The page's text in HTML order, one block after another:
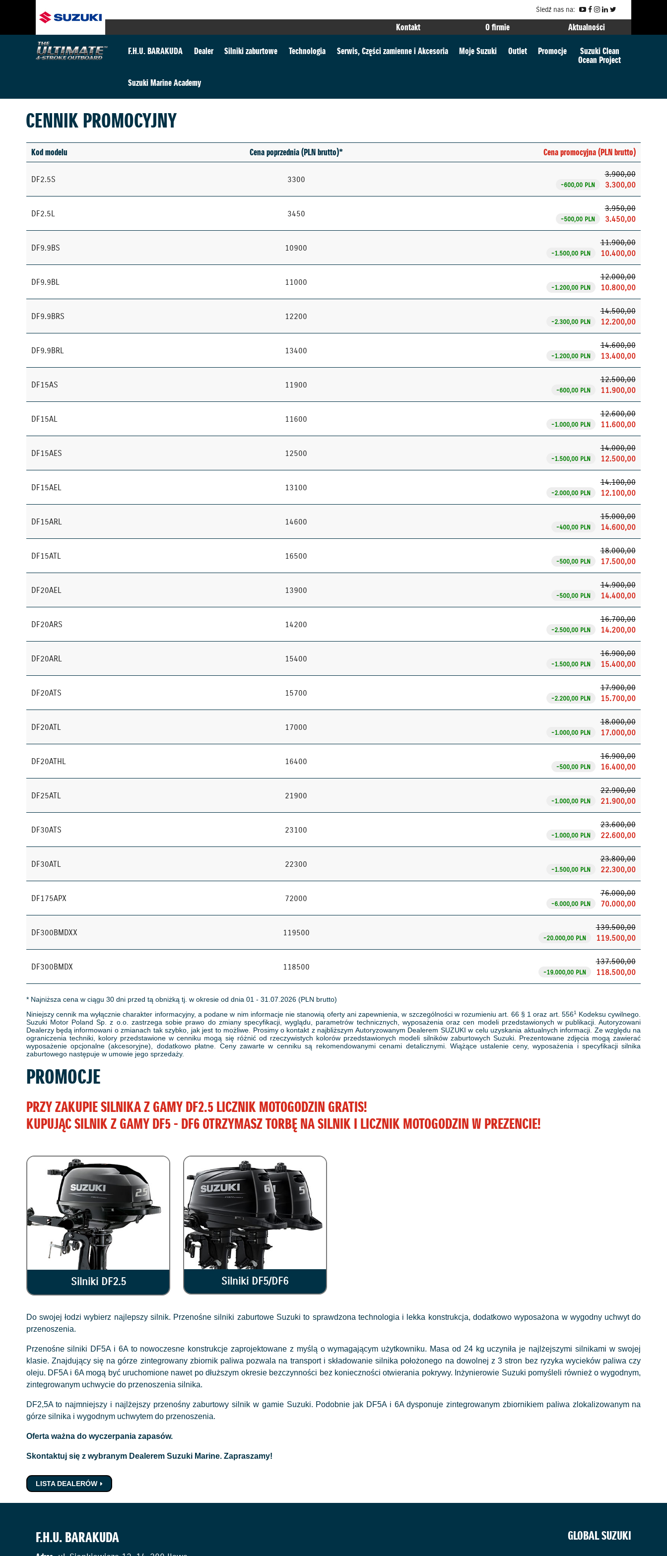
Śledź nas na:
Kontakt O firmie Aktualności
F.H.U. BARAKUDA Dealer Silniki zaburtowe Technologia Serwis, Części zamienne i Akcesoria Moje Suzuki Outlet Promocje Suzuki Clean
Ocean Project
Suzuki Marine Academy
CENNIK PROMOCYJNY
Kod modelu Cena poprzednia (PLN brutto)* Cena promocyjna (PLN brutto)
DF2.5S 3300
3.900,00
-600,00 PLN 3.300,00
DF2.5L 3450
3.950,00
-500,00 PLN 3.450,00
DF9.9BS 10900
11.900,00
-1.500,00 PLN 10.400,00
DF9.9BL 11000
12.000,00
-1.200,00 PLN 10.800,00
DF9.9BRS 12200
14.500,00
-2.300,00 PLN 12.200,00
DF9.9BRL 13400
14.600,00
-1.200,00 PLN 13.400,00
DF15AS 11900
12.500,00
-600,00 PLN 11.900,00
DF15AL 11600
12.600,00
-1.000,00 PLN 11.600,00
DF15AES 12500
14.000,00
-1.500,00 PLN 12.500,00
DF15AEL 13100
14.100,00
-2.000,00 PLN 12.100,00
DF15ARL 14600
15.000,00
-400,00 PLN 14.600,00
DF15ATL 16500
18.000,00
-500,00 PLN 17.500,00
DF20AEL 13900
14.900,00
-500,00 PLN 14.400,00
DF20ARS 14200
16.700,00
-2.500,00 PLN 14.200,00
DF20ARL 15400
16.900,00
-1.500,00 PLN 15.400,00
DF20ATS 15700
17.900,00
-2.200,00 PLN 15.700,00
DF20ATL 17000
18.000,00
-1.000,00 PLN 17.000,00
DF20ATHL 16400
16.900,00
-500,00 PLN 16.400,00
DF25ATL 21900
22.900,00
-1.000,00 PLN 21.900,00
DF30ATS 23100
23.600,00
-1.000,00 PLN 22.600,00
DF30ATL 22300
23.800,00
-1.500,00 PLN 22.300,00
DF175APX 72000
76.000,00
-6.000,00 PLN 70.000,00
DF300BMDXX 119500
139.500,00
-20.000,00 PLN 119.500,00
DF300BMDX 118500
137.500,00
-19.000,00 PLN 118.500,00
* Najniższa cena w ciągu 30 dni przed tą obniżką tj. w okresie od dnia 01 - 31.07.2026 (PLN brutto)
Niniejszy cennik ma wyłącznie charakter informacyjny, a podane w nim informacje nie stanowią oferty ani zapewnienia, w szczególności w rozumieniu art. 66 § 1 oraz art. 5561
Kodeksu cywilnego.
Suzuki Motor Poland Sp. z o.o. zastrzega sobie prawo do zmiany specyfikacji, wyglądu, parametrów technicznych, wyposażenia oraz cen modeli przedstawionych w publikacji. Autoryzowani
Dealerzy będą informowani o zmianach tak szybko, jak jest to możliwe. Prosimy o kontakt z najbliższym Autoryzowanym Dealerem SUZUKI w celu uzyskania aktualnych informacji. Ze względu na
ograniczenia techniki, kolory przedstawione w cenniku mogą się różnić od rzeczywistych kolorów przedstawionych modeli silników zaburtowych Suzuki. Prezentowane zdjęcia mogą zawierać
wyposażenie opcjonalne (akcesoryjne), dodatkowo płatne. Ceny zawarte w cenniku są rekomendowanymi cenami detalicznymi. Wiążące ustalenie ceny, wyposażenia i specyfikacji silnika
zaburtowego następuje w umowie jego sprzedaży.
PROMOCJE
PRZY ZAKUPIE SILNIKA Z GAMY DF2.5 LICZNIK MOTOGODZIN GRATIS!
KUPUJĄC SILNIK Z GAMY DF5 - DF6 OTRZYMASZ TORBĘ NA SILNIK I LICZNIK MOTOGODZIN W PREZENCIE!
Silniki DF2.5 Silniki DF5/DF6
Do swojej łodzi wybierz najlepszy silnik. Przenośne silniki zaburtowe Suzuki to sprawdzona technologia i lekka konstrukcja, dodatkowo wyposażona w wygodny uchwyt do
przenoszenia.
Przenośne silniki DF5A i 6A to nowoczesne konstrukcje zaprojektowane z myślą o wymagającym użytkowniku. Masa od 24 kg uczyniła je najlżejszymi silnikami w swojej
klasie. Znajdujący się na górze zintegrowany zbiornik paliwa pozwala na transport i składowanie silnika położonego na dowolnej z 3 stron bez ryzyka wycieków paliwa czy
oleju. DF5A i 6A mogą być uruchomione nawet po dłuższym okresie bezczynności bez konieczności otwierania pokrywy. Inżynierowie Suzuki pomyśleli również o wygodnym,
zintegrowanym uchwycie do przenoszenia silnika.
DF2,5A to najmniejszy i najlżejszy przenośny zaburtowy silnik w gamie Suzuki. Podobnie jak DF5A i 6A dysponuje zintegrowanym zbiornikiem paliwa zlokalizowanym na
górze silnika i wygodnym uchwytem do przenoszenia.
Oferta ważna do wyczerpania zapasów.
Skontaktuj się z wybranym Dealerem Suzuki Marine. Zapraszamy!
LISTA DEALERÓW
F.H.U. BARAKUDA GLOBAL SUZUKI